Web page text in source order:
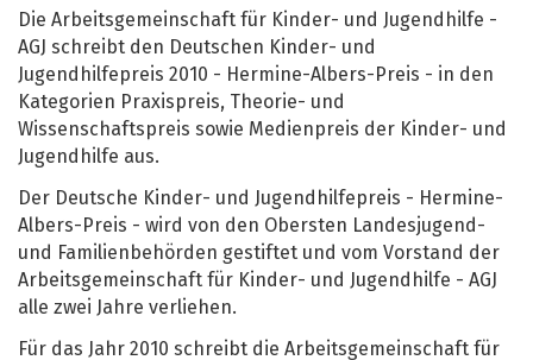
Die Arbeitsgemeinschaft für Kinder- und Jugendhilfe -
AGJ schreibt den Deutschen Kinder- und
Jugendhilfepreis 2010 - Hermine-Albers-Preis - in den
Kategorien Praxispreis, Theorie- und
Wissenschaftspreis sowie Medienpreis der Kinder- und
Jugendhilfe aus.
Der Deutsche Kinder- und Jugendhilfepreis - Hermine-
Albers-Preis - wird von den Obersten Landesjugend-
und Familienbehörden gestiftet und vom Vorstand der
Arbeitsgemeinschaft für Kinder- und Jugendhilfe - AGJ
alle zwei Jahre verliehen.
Für das Jahr 2010 schreibt die Arbeitsgemeinschaft für